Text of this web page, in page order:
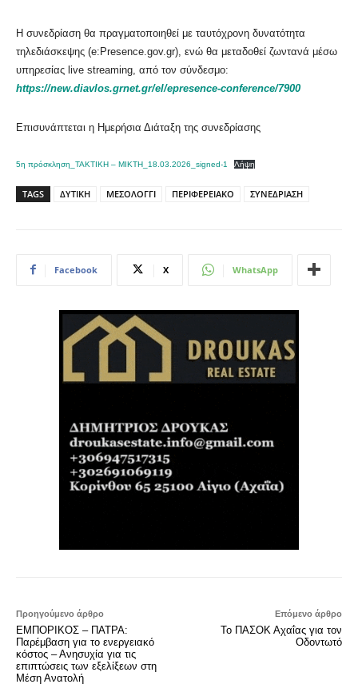
Η συνεδρίαση θα πραγματοποιηθεί με ταυτόχρονη δυνατότητα
τηλεδιάσκεψης (e:Presence.gov.gr), ενώ θα μεταδοθεί ζωντανά μέσω
υπηρεσίας live streaming, από τον σύνδεσμο:
https://new.diavlos.grnet.gr/el/epresence-conference/7900
Επισυνάπτεται η Ημερήσια Διάταξη της συνεδρίασης
5η πρόσκληση_ΤΑΚΤΙΚΗ – ΜΙΚΤΗ_18.03.2026_signed-1 Λήψη
TAGS ΔΥΤΙΚΗ ΜΕΣΟΛΟΓΓΙ ΠΕΡΙΦΕΡΕΙΑΚΟ ΣΥΝΕΔΡΙΑΣΗ
Facebook X WhatsApp
Προηγούμενο άρθρο
EΜΠΟΡΙΚΟΣ – ΠΑΤΡΑ:
Παρέμβαση για το ενεργειακό
κόστος – Ανησυχία για τις
επιπτώσεις των εξελίξεων στη
Μέση Ανατολή
Επόμενο άρθρο
Το ΠΑΣΟΚ Αχαΐας για τον
Οδοντωτό